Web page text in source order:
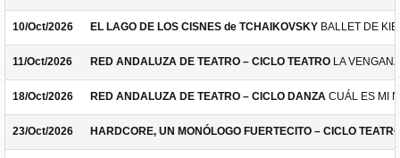
10/Oct/2026 EL LAGO DE LOS CISNES de TCHAIKOVSKY BALLET DE
11/Oct/2026 RED ANDALUZA DE TEATRO – CICLO TEATRO LA
18/Oct/2026 RED ANDALUZA DE TEATRO – CICLO DANZA CUÁL ES MI
23/Oct/2026 HARDCORE, UN MONÓLOGO FUERTECITO – CICLO